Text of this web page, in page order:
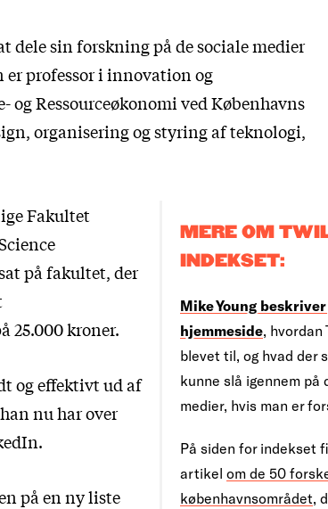
dele sin forskning på de sociale medier
er professor i innovation og
Ressourceøkonomi ved Københavns
organisering og styring af teknologi,
MERE OM
INDEKSET:
Mike Young
hjemmeside ,
blevet til, og hvad der
kunne slå igennem på
medier, hvis man er
På siden for indekset
artikel om de 50
københavnsområdet ,
Fakultet
på fakultet, der
25.000 kroner.
og effektivt ud af
nu har over
på en ny liste